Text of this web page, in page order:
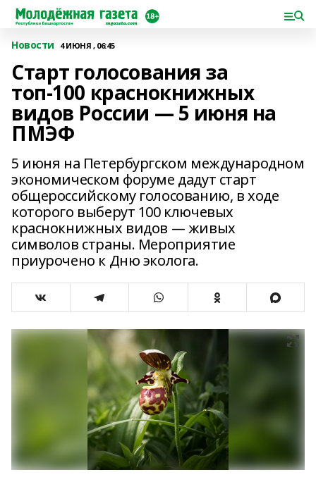
Новости 4 ИЮНЯ , 06:45
Старт голосования за
топ-100 краснокнижных
видов России — 5 июня на
ПМЭФ
5 июня на Петербургском международном
экономическом форуме дадут старт
общероссийскому голосованию, в ходе
которого выберут 100 ключевых
краснокнижных видов — живых
символов страны. Мероприятие
приурочено к Дню эколога.